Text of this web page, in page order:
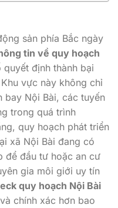
sản phía Bắc ngày
tin về quy hoạch
định thành bại
vực này không chỉ
bay Nội Bài, các tuyến
trong quá trình
quy hoạch phát triển
xã Nội Bài đang có
để đầu tư hoặc an cư
gia môi giới uy tín
quy hoạch Nội Bài
chính xác hơn bao